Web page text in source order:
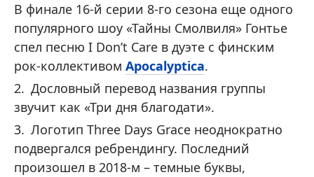
В финале 16-й серии 8-го сезона еще одного
популярного шоу «Тайны Смолвиля» Гонтье
спел песню I Don’t Care в дуэте с финским
рок-коллективом Apocalyptica.
Дословный перевод названия группы
звучит как «Три дня благодати».
Логотип Three Days Grace неоднократно
подвергался ребрендингу. Последний
произошел в 2018-м – темные буквы,